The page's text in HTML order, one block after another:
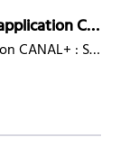
Comment vous connecter à l'application CANAL+ sur PC / Mac / Smartphone
Pour vous connecter à l'application CANAL+ : Sur votre PC/Mac Rendez-vous sur l'application CANAL+ et cliquez sur le portrait en haut à droite (1), puis sur le bouton "Se connecter" (2). ​ Saisissez ensuite l'email associé à votre compte et votre mot de passe sur la page de connexion qui s'affiche.